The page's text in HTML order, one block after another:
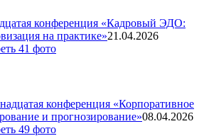
конференция «Кадровый ЭДО:
на практике»21.04.2026
41 фото
конференция «Корпоративное
и прогнозирование»08.04.2026
49 фото